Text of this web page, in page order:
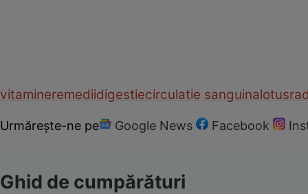
vitamineremediidigestiecirculatie sanguinalotus
Urmărește-ne pe Google News Facebook
Ghid de cumpărături